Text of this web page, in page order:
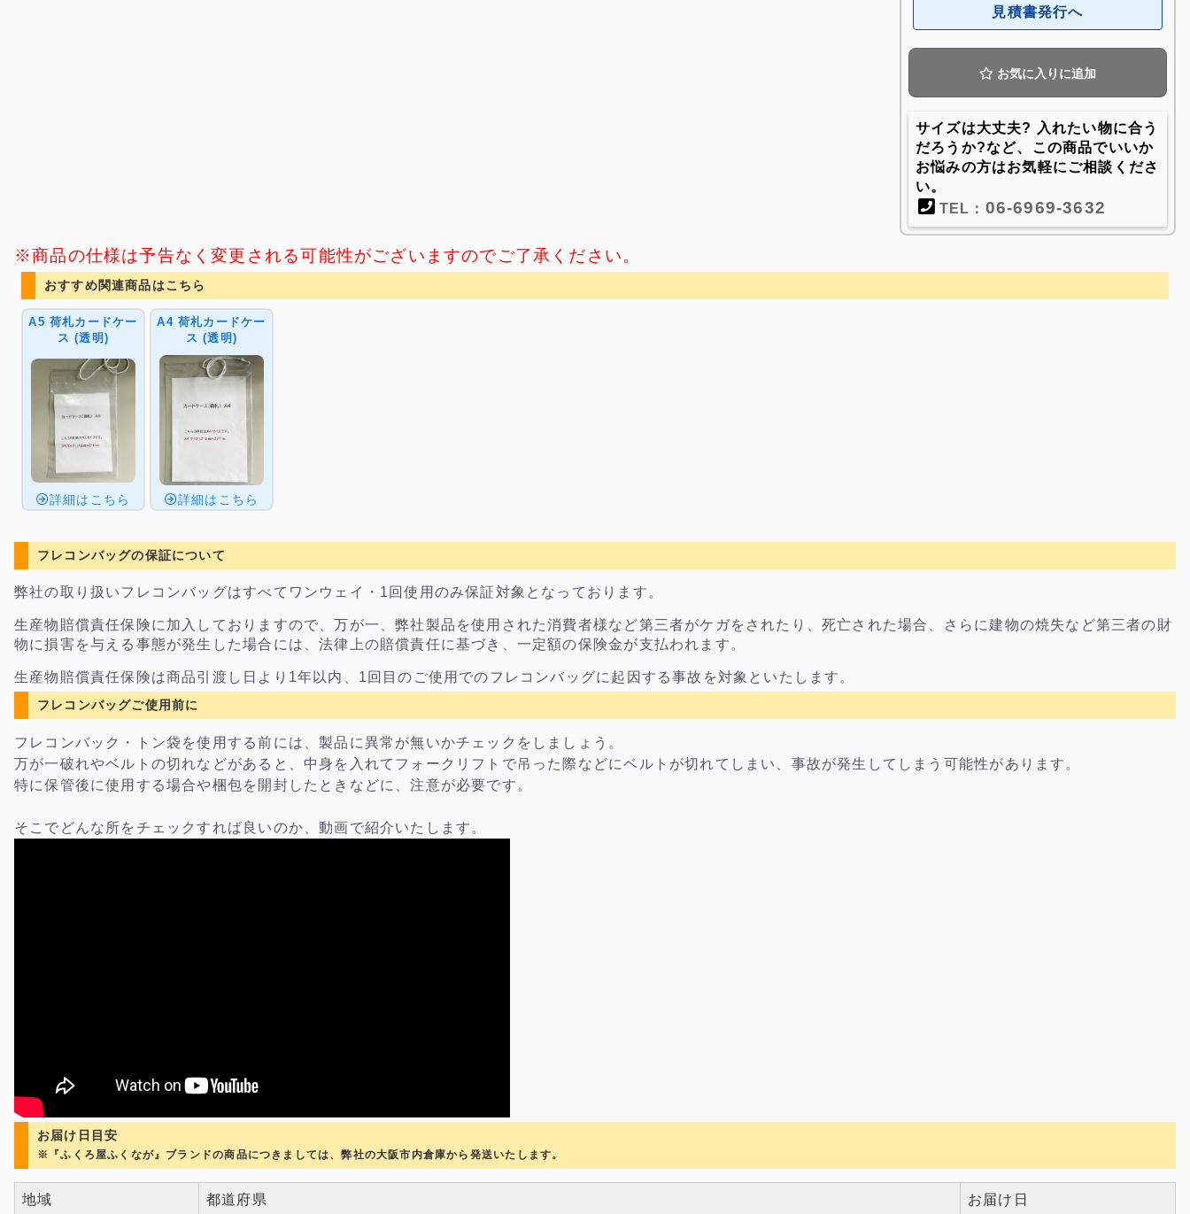
見積書発行へ
お気に入りに追加
サイズは大丈夫? 入れたい物に合う
だろうか?など、この商品でいいか
お悩みの方はお気軽にご相談くださ
い。
TEL： 06-6969-3632
※商品の仕様は予告なく変更される可能性がございますのでご了承ください。
おすすめ関連商品はこちら
A5 荷札カードケー
ス (透明)
詳細はこちら
A4 荷札カードケー
ス (透明)
詳細はこちら
フレコンバッグの保証について
弊社の取り扱いフレコンバッグはすべてワンウェイ・1回使用のみ保証対象となっております。
生産物賠償責任保険に加入しておりますので、万が一、弊社製品を使用された消費者様など第三者がケガをされたり、死亡された場合、さらに建物の焼失など第三者の財
物に損害を与える事態が発生した場合には、法律上の賠償責任に基づき、一定額の保険金が支払われます。
生産物賠償責任保険は商品引渡し日より1年以内、1回目のご使用でのフレコンバッグに起因する事故を対象といたします。
フレコンバッグご使用前に
フレコンバック・トン袋を使用する前には、製品に異常が無いかチェックをしましょう。
万が一破れやベルトの切れなどがあると、中身を入れてフォークリフトで吊った際などにベルトが切れてしまい、事故が発生してしまう可能性があります。
特に保管後に使用する場合や梱包を開封したときなどに、注意が必要です。
そこでどんな所をチェックすれば良いのか、動画で紹介いたします。
お届け日目安
※『ふくろ屋ふくなが』ブランドの商品につきましては、弊社の大阪市内倉庫から発送いたします。
地域 都道府県 お届け日